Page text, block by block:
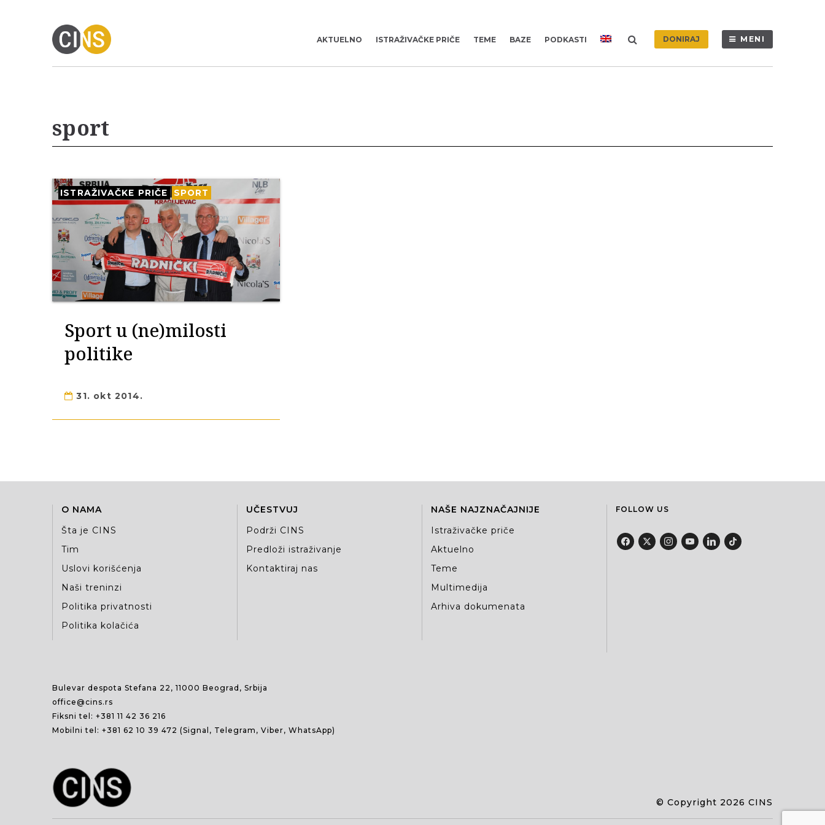
AKTUELNO ISTRAŽIVAČKE PRIČE TEME BAZE PODKASTI DONIRAJ MENI
sport
ISTRAŽIVAČKE PRIČE SPORT
Sport u (ne)milosti
politike
31. okt 2014.
O NAMA
Šta je CINS
Tim
Uslovi korišćenja
Naši treninzi
Politika privatnosti
Politika kolačića
UČESTVUJ
Podrži CINS
Predloži istraživanje
Kontaktiraj nas
NAŠE NAJZNAČAJNIJE
Istraživačke priče
Aktuelno
Teme
Multimedija
Arhiva dokumenata
FOLLOW US
Bulevar despota Stefana 22, 11000 Beograd, Srbija
office@cins.rs
Fiksni tel: +381 11 42 36 216
Mobilni tel: +381 62 10 39 472 (Signal, Telegram, Viber, WhatsApp)
© Copyright 2026 CINS